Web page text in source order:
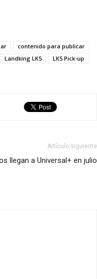
contenido para publicar
Landking LK5
LK5 Pick-up
Artículo siguiente
llegan a Universal+ en julio